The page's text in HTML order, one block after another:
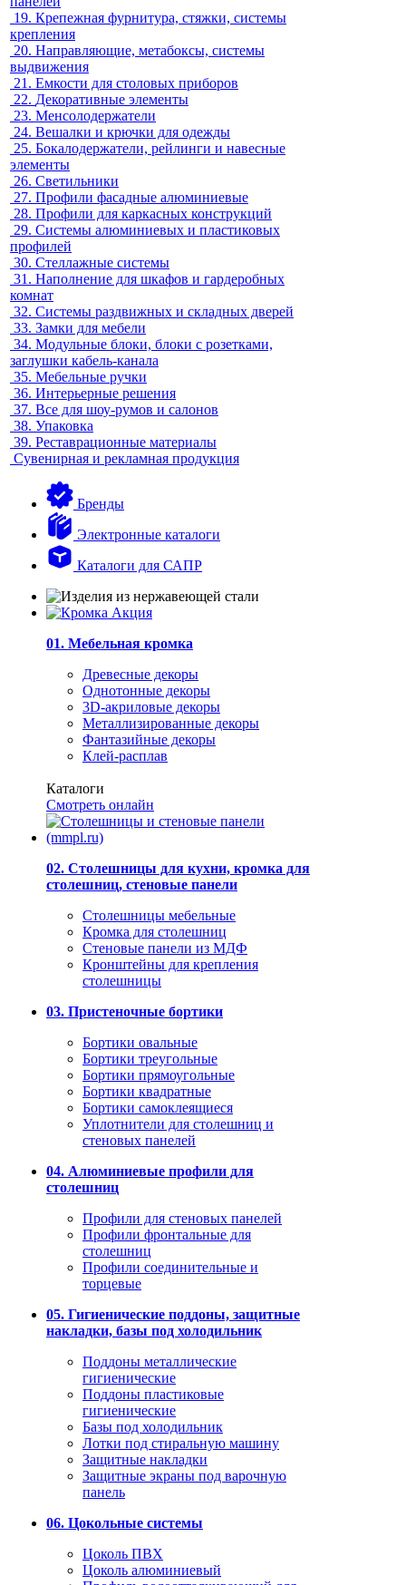
19. Крепежная фурнитура, стяжки, системы
крепления
20. Направляющие, метабоксы, системы
выдвижения
21. Емкости для столовых приборов
22. Декоративные элементы
23. Менсолодержатели
24. Вешалки и крючки для одежды
25. Бокалодержатели, рейлинги и навесные
элементы
26. Светильники
27. Профили фасадные алюминиевые
28. Профили для каркасных конструкций
29. Системы алюминиевых и пластиковых
профилей
30. Стеллажные системы
31. Наполнение для шкафов и гардеробных
комнат
32. Системы раздвижных и складных дверей
33. Замки для мебели
34. Модульные блоки, блоки с розетками,
заглушки кабель-канала
35. Мебельные ручки
36. Интерьерные решения
37. Все для шоу-румов и салонов
38. Упаковка
39. Реставрационные материалы
Сувенирная и рекламная продукция
Бренды
Электронные каталоги
Каталоги для САПР
01. Мебельная кромка
Древесные декоры
Однотонные декоры
3D-акриловые декоры
Металлизированные декоры
Фантазийные декоры
Клей-расплав
Каталоги
Смотреть онлайн
02. Столешницы для кухни, кромка для
столешниц, стеновые панели
Столешницы мебельные
Кромка для столешниц
Стеновые панели из МДФ
Кронштейны для крепления
столешницы
03. Пристеночные бортики
Бортики овальные
Бортики треугольные
Бортики прямоугольные
Бортики квадратные
Бортики самоклеящиеся
Уплотнители для столешниц и
стеновых панелей
04. Алюминиевые профили для
столешниц
Профили для стеновых панелей
Профили фронтальные для
столешниц
Профили соединительные и
торцевые
05. Гигиенические поддоны, защитные
накладки, базы под холодильник
Поддоны металлические
гигиенические
Поддоны пластиковые
гигиенические
Базы под холодильник
Лотки под стиральную машину
Защитные накладки
Защитные экраны под варочную
панель
06. Цокольные системы
Цоколь ПВХ
Цоколь алюминиевый